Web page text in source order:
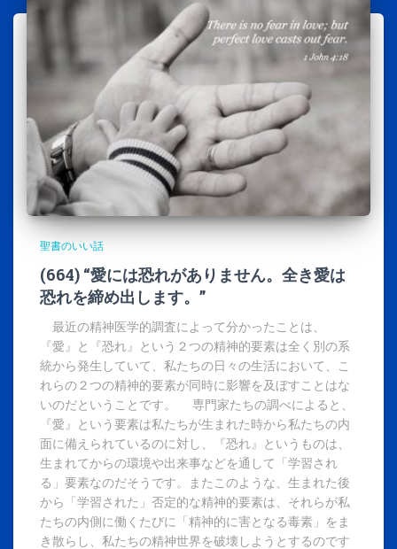
聖書のいい話
(664) “愛には恐れがありません。全き愛は
恐れを締め出します。”
最近の精神医学的調査によって分かったことは、
『愛』と『恐れ』という２つの精神的要素は全く別の系
統から発生していて、私たちの日々の生活において、こ
れらの２つの精神的要素が同時に影響を及ぼすことはな
いのだということです。 専門家たちの調べによると、
『愛』という要素は私たちが生まれた時から私たちの内
面に備えられているのに対し、『恐れ』というものは、
生まれてからの環境や出来事などを通して「学習され
る」要素なのだそうです。またこのような、生まれた後
から「学習された」否定的な精神的要素は、それらが私
たちの内側に働くたびに「精神的に害となる毒素」をま
き散らし、私たちの精神世界を破壊しようとするのです